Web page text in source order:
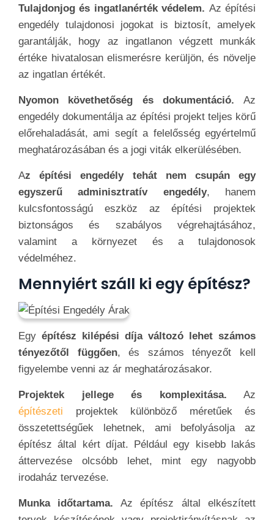
Tulajdonjog és ingatlanérték védelem. Az építési
engedély tulajdonosi jogokat is biztosít, amelyek
garantálják, hogy az ingatlanon végzett munkák
értéke hivatalosan elismerésre kerüljön, és növelje
az ingatlan értékét.
Nyomon követhetőség és dokumentáció. Az
engedély dokumentálja az építési projekt teljes körű
előrehaladását, ami segít a felelősség egyértelmű
meghatározásában és a jogi viták elkerülésében.
Az építési engedély tehát nem csupán egy
egyszerű adminisztratív engedély, hanem
kulcsfontosságú eszköz az építési projektek
biztonságos és szabályos végrehajtásához,
valamint a környezet és a tulajdonosok
védelméhez.
Mennyiért száll ki egy építész?
Egy építész kilépési díja változó lehet számos
tényezőtől függően, és számos tényezőt kell
figyelembe venni az ár meghatározásakor.
Projektek jellege és komplexitása. Az
építészeti projektek különböző méretűek és
összetettségűek lehetnek, ami befolyásolja az
építész által kért díjat. Például egy kisebb lakás
áttervezése olcsóbb lehet, mint egy nagyobb
irodaház tervezése.
Munka időtartama. Az építész által elkészített